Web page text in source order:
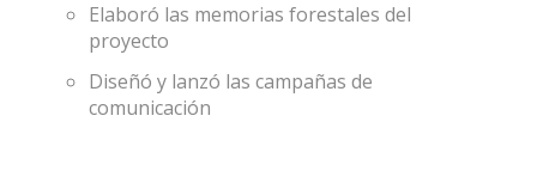
Elaboró las memorias forestales del
proyecto
Diseñó y lanzó las campañas de
comunicación